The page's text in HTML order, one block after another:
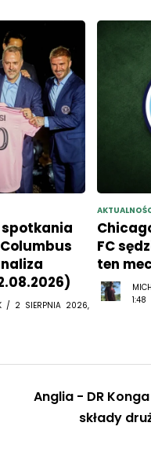
/ 2 SIERPNIA 2026,
FC
ten
1:48
Anglia - DR
składy